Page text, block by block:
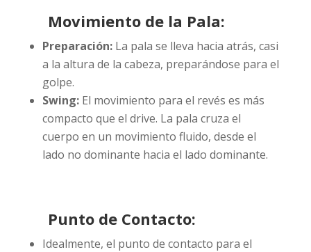
Movimiento de la Pala:
Preparación:La pala se lleva hacia atrás, casi
a la altura de la cabeza, preparándose para el
golpe.
Swing:El movimiento para el revés es más
compacto que el drive. La pala cruza el
cuerpo en un movimiento fluido, desde el
lado no dominante hacia el lado dominante.
Punto de Contacto:
Idealmente, el punto de contacto para el